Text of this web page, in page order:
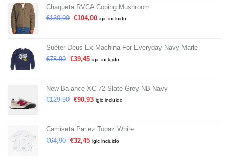
Chaqueta RVCA Coping Mushroom
€130,00 €104,00 igic incluido
Suéter Deus Ex Machina For Everyday Navy Marle
€78,90 €39,45 igic incluido
New Balance XC-72 Slate Grey NB Navy
€129,90 €90,93 igic incluido
Camiseta Parlez Topaz White
€64,90 €32,45 igic incluido